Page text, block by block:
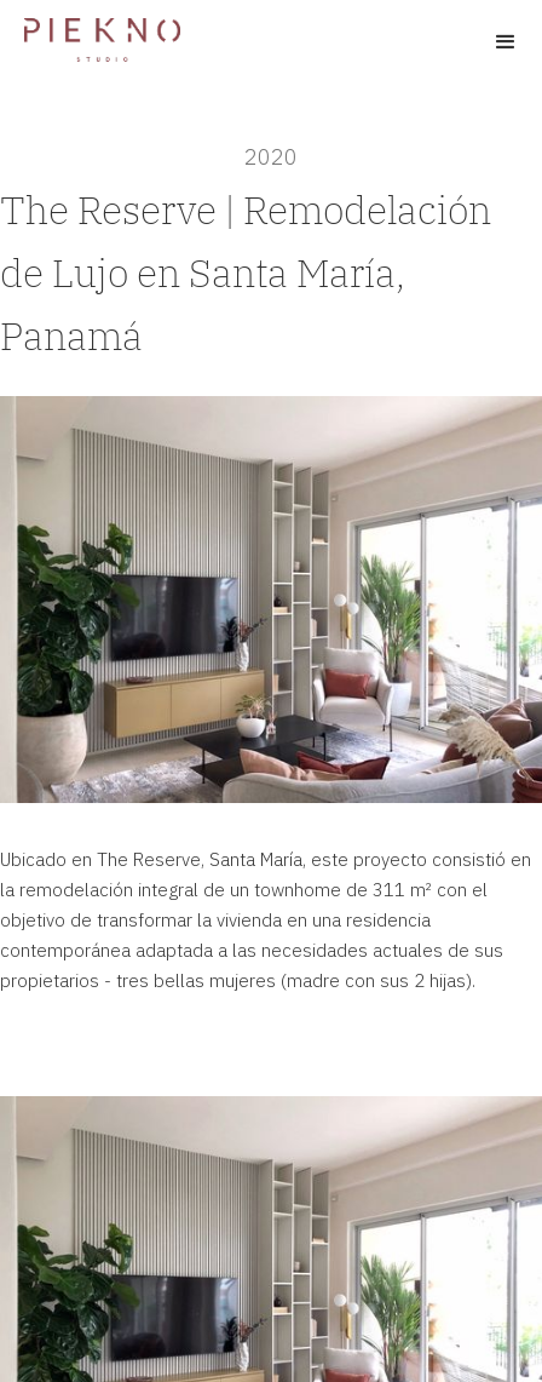
2020
The Reserve | Remodelación
de Lujo en Santa María,
Panamá
Ubicado en The Reserve, Santa María, este proyecto consistió en
la remodelación integral de un townhome de 311 m² con el
objetivo de transformar la vivienda en una residencia
contemporánea adaptada a las necesidades actuales de sus
propietarios - tres bellas mujeres (madre con sus 2 hijas).